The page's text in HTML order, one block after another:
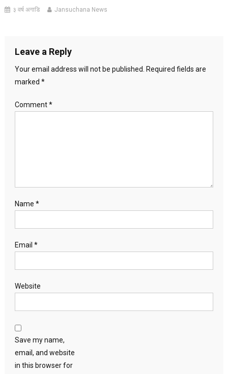
३ वर्ष अगाडि Jansuchana News
Leave a Reply
Your email address will not be published. Required fields are
marked *
Comment*
Name *
Email *
Website
Save my name,
email, and website
in this browser for